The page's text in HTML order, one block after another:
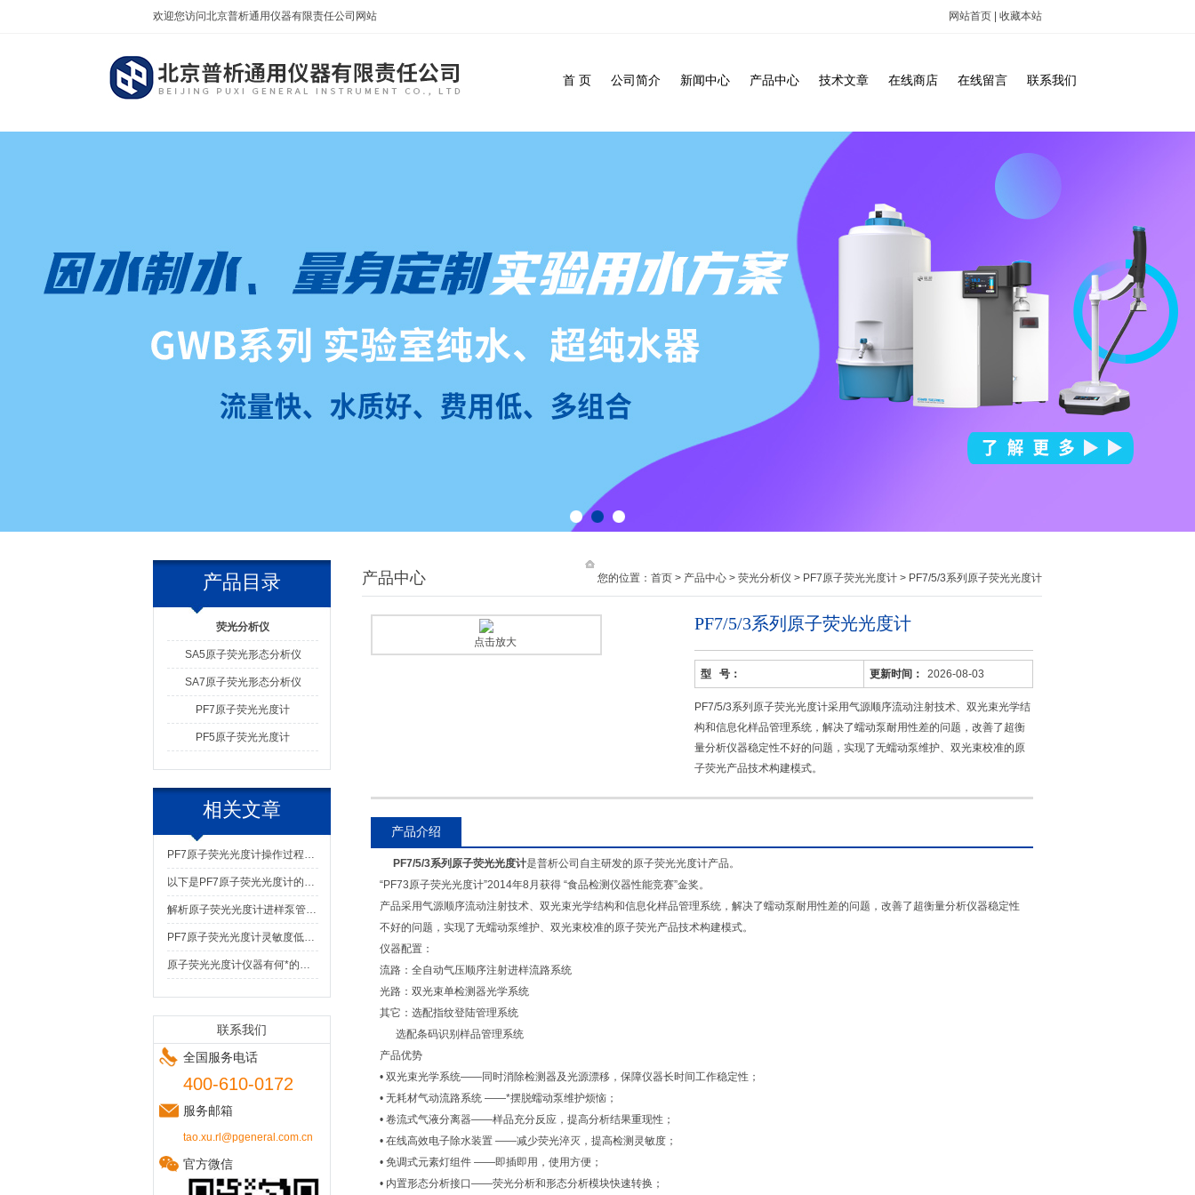
网站首页 收藏本站
欢迎您访问北京普析通用仪器有限责任公司网站
首 页 公司简介 新闻中心 产品中心 技术文章 在线商店 在线留言 联系我们
1
产品目录
荧光分析仪
SA5原子荧光形态分析仪
SA7原子荧光形态分析仪
PF7原子荧光光度计
PF5原子荧光光度计
相关文章
PF7原子荧光光度计操作过程中的误差
以下是PF7原子荧光光度计的优势与局限性分析
解析原子荧光光度计进样泵管的更换步骤
PF7原子荧光光度计灵敏度低的检查调整方法
原子荧光光度计仪器有何*的方面
联系我们
全国服务电话
400-610-0172
服务邮箱
tao.xu.rl@pgeneral.com.cn
官方微信
产品中心 您的位置： 首页 > 产品中心 > 荧光分析仪 > PF7原子荧光光度计 > PF7/5/3系列原子荧光光度计
PF7/5/3系列原子荧光光度计
型 号： 更新时间： 2026-08-03
PF7/5/3系列原子荧光光度计采用气源顺序流动注射技术、双光束光学结
构和信息化样品管理系统，解决了蠕动泵耐用性差的问题，改善了超衡
量分析仪器稳定性不好的问题，实现了无蠕动泵维护、双光束校准的原
子荧光产品技术构建模式。
点击放大
产品介绍
PF7/5/3系列原子荧光光度计是普析公司自主研发的原子荧光光度计产品。
“PF73原子荧光光度计”2014年8月获得 “食品检测仪器性能竞赛”金奖。
产品采用气源顺序流动注射技术、双光束光学结构和信息化样品管理系统，解决了蠕动泵耐用性差的问题，改善了超衡量分析仪器稳定性
不好的问题，实现了无蠕动泵维护、双光束校准的原子荧光产品技术构建模式。
仪器配置：
流路：全自动气压顺序注射进样流路系统
光路：双光束单检测器光学系统
其它：选配指纹登陆管理系统
选配条码识别样品管理系统
产品优势
• 双光束光学系统——同时消除检测器及光源漂移，保障仪器长时间工作稳定性；
• 无耗材气动流路系统 ——*摆脱蠕动泵维护烦恼；
• 卷流式气液分离器——样品充分反应，提高分析结果重现性；
• 在线高效电子除水装置 ——减少荧光淬灭，提高检测灵敏度；
• 免调式元素灯组件 ——即插即用，使用方便；
• 内置形态分析接口——荧光分析和形态分析模块快速转换；